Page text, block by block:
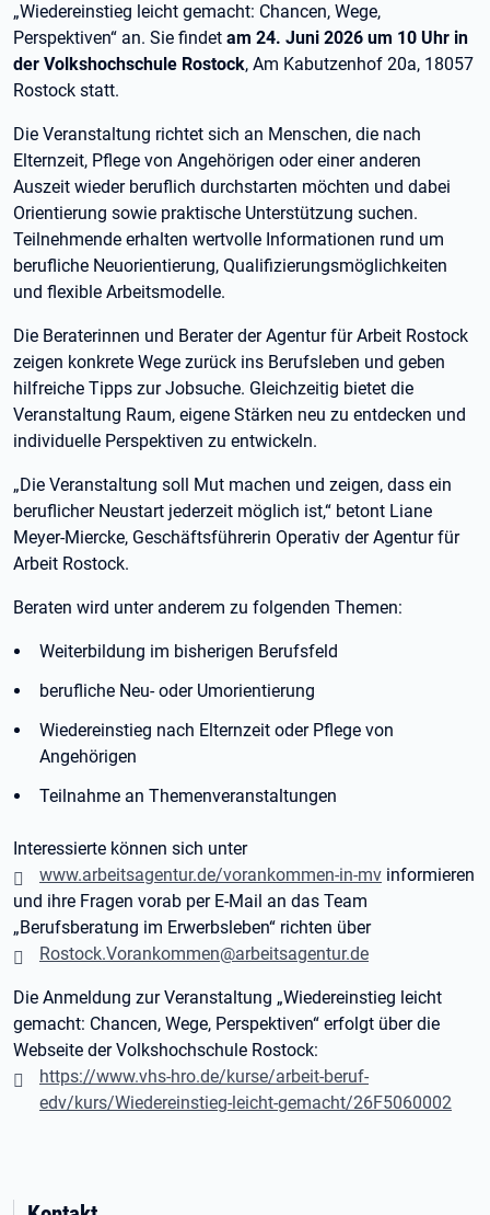
„Wiedereinstieg leicht gemacht: Chancen, Wege,
Perspektiven“ an. Sie findet am 24. Juni 2026 um 10 Uhr in
der Volkshochschule Rostock, Am Kabutzenhof 20a, 18057
Rostock statt.
Die Veranstaltung richtet sich an Menschen, die nach
Elternzeit, Pflege von Angehörigen oder einer anderen
Auszeit wieder beruflich durchstarten möchten und dabei
Orientierung sowie praktische Unterstützung suchen.
Teilnehmende erhalten wertvolle Informationen rund um
berufliche Neuorientierung, Qualifizierungsmöglichkeiten
und flexible Arbeitsmodelle.
Die Beraterinnen und Berater der Agentur für Arbeit Rostock
zeigen konkrete Wege zurück ins Berufsleben und geben
hilfreiche Tipps zur Jobsuche. Gleichzeitig bietet die
Veranstaltung Raum, eigene Stärken neu zu entdecken und
individuelle Perspektiven zu entwickeln.
„Die Veranstaltung soll Mut machen und zeigen, dass ein
beruflicher Neustart jederzeit möglich ist,“ betont Liane
Meyer-Miercke, Geschäftsführerin Operativ der Agentur für
Arbeit Rostock.
Beraten wird unter anderem zu folgenden Themen:
Weiterbildung im bisherigen Berufsfeld
berufliche Neu- oder Umorientierung
Wiedereinstieg nach Elternzeit oder Pflege von
Angehörigen
Teilnahme an Themenveranstaltungen
Interessierte können sich unter
www.arbeitsagentur.de/vorankommen-in-mv informieren
und ihre Fragen vorab per E-Mail an das Team
„Berufsberatung im Erwerbsleben“ richten über
Rostock.Vorankommen@arbeitsagentur.de
Die Anmeldung zur Veranstaltung „Wiedereinstieg leicht
gemacht: Chancen, Wege, Perspektiven“ erfolgt über die
Webseite der Volkshochschule Rostock:
https://www.vhs-hro.de/kurse/arbeit-beruf-
edv/kurs/Wiedereinstieg-leicht-gemacht/26F5060002